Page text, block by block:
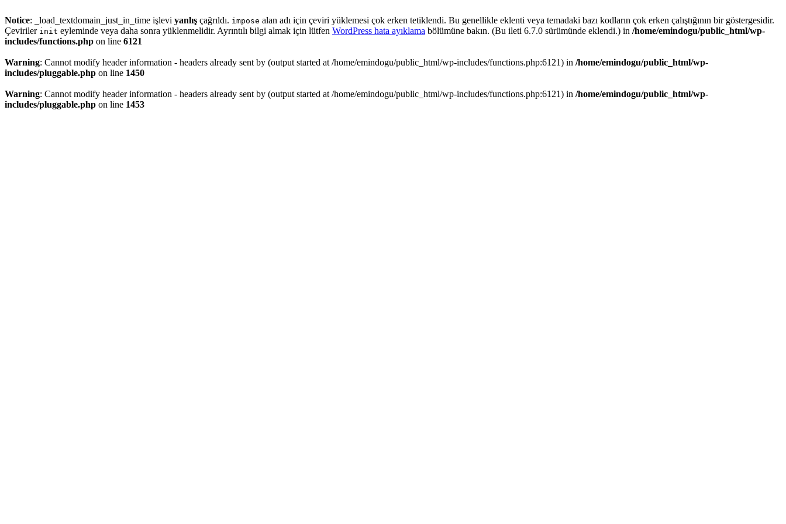
Notice: _load_textdomain_just_in_time işlevi yanlış çağrıldı. impose alan adı için çeviri yüklemesi çok erken tetiklendi. Bu genellikle eklenti veya temadaki bazı kodların çok erken çalıştığının bir göstergesidir.
Çeviriler init eyleminde veya daha sonra yüklenmelidir. Ayrıntılı bilgi almak için lütfen WordPress hata ayıklama bölümüne bakın. (Bu ileti 6.7.0 sürümünde eklendi.) in /home/emindogu/public_html/wp-
includes/functions.php on line 6121
Warning: Cannot modify header information - headers already sent by (output started at /home/emindogu/public_html/wp-includes/functions.php:6121) in /home/emindogu/public_html/wp-
includes/pluggable.php on line 1450
Warning: Cannot modify header information - headers already sent by (output started at /home/emindogu/public_html/wp-includes/functions.php:6121) in /home/emindogu/public_html/wp-
includes/pluggable.php on line 1453